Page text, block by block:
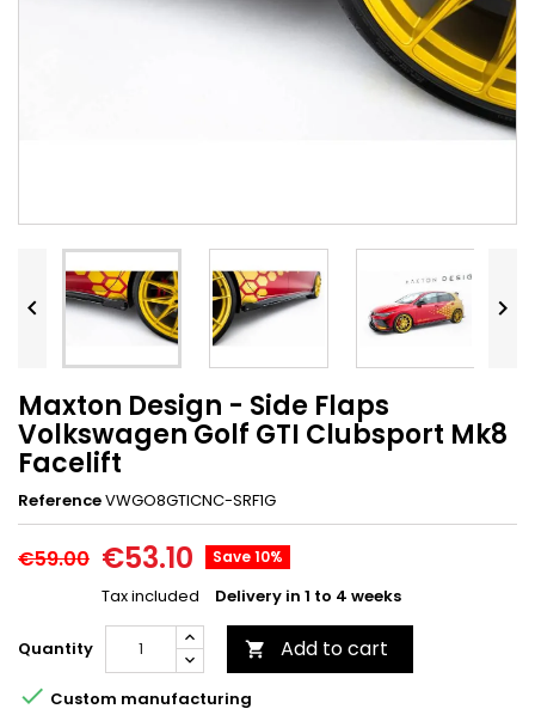
 
Maxton Design - Side Flaps
Volkswagen Golf GTI Clubsport Mk8
Facelift
ReferenceVWGO8GTICNC-SRF1G
€59.00 €53.10 Save 10%
Tax included Delivery in 1 to 4 weeks
Quantity  Add to cart
 Custom manufacturing